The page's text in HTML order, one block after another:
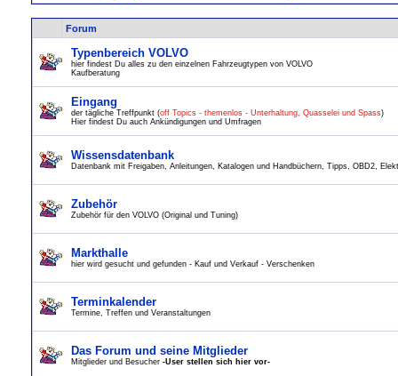
Forum
Typenbereich VOLVO
hier findest Du alles zu den einzelnen Fahrzeugtypen von VOLVO
Kaufberatung
Eingang
der tägliche Treffpunkt (off Topics - themenlos - Unterhaltung, Quasselei und Spass)
Hier findest Du auch Ankündigungen und Umfragen
Wissensdatenbank
Datenbank mit Freigaben, Anleitungen, Katalogen und Handbüchern, Tipps, OBD2,
Zubehör
Zubehör für den VOLVO (Original und Tuning)
Markthalle
hier wird gesucht und gefunden - Kauf und Verkauf - Verschenken
Terminkalender
Termine, Treffen und Veranstaltungen
Das Forum und seine Mitglieder
Mitglieder und Besucher -User stellen sich hier vor-